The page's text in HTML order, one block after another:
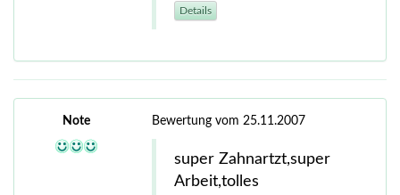
Details
Note Bewertung vom 25.11.2007
super Zahnartzt,super
Arbeit,tolles